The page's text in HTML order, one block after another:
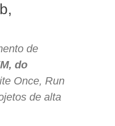
de
do
Once, Run
de alta